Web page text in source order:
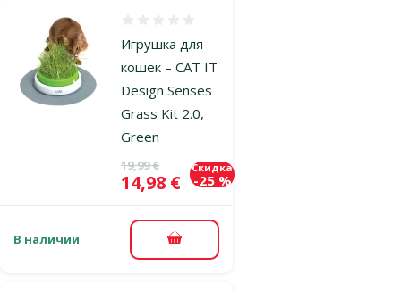
Игрушка для
кошек – CAT IT
Design Senses
Grass Kit 2.0,
Green
Исходная цена
19,99 €
Цена
14,98 €
Скидка
-25 %
В наличии В корзину